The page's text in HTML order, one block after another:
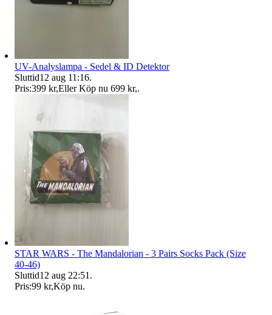
UV-Analyslampa - Sedel & ID Detektor
Sluttid12 aug 11:16.
Pris:399 kr,Eller Köp nu 699 kr,.
STAR WARS - The Mandalorian - 3 Pairs Socks Pack (Size
40-46)
Sluttid12 aug 22:51 .
Pris:99 kr,Köp nu.